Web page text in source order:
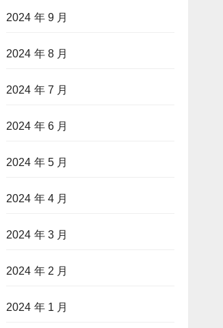
2024 年 9 月
2024 年 8 月
2024 年 7 月
2024 年 6 月
2024 年 5 月
2024 年 4 月
2024 年 3 月
2024 年 2 月
2024 年 1 月